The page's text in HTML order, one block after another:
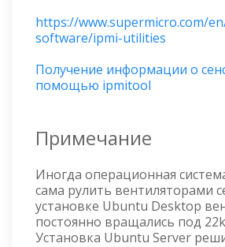
https://www.supermicro.com/
software/ipmi-utilities
Получение информации о
помощью ipmitool
Примечание
Иногда операционная
сама рулить вентиляторами
установке Ubuntu Desktop
постоянно вращались под
Установка Ubuntu Server